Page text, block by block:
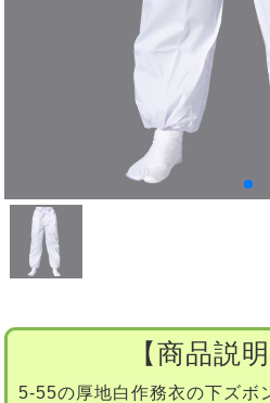
【商品説
5-55の厚地白作務衣の下ズボ